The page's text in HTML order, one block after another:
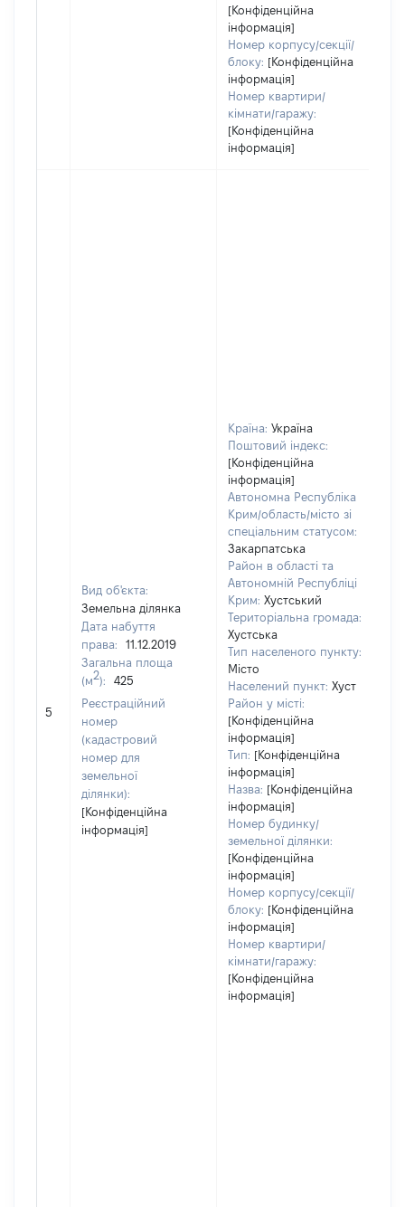
[Конфіденційна
інформація]
Номер корпусу/секції/
блоку: [Конфіденційна
інформація]
Номер квартири/
кімнати/гаражу:
[Конфіденційна
інформація]
5
Вид об'єкта:
Земельна ділянка
Дата набуття
права:
11.12.2019
Загальна площа
(м2):
425
Реєстраційний
номер
(кадастровий
номер для
земельної
ділянки):
[Конфіденційна
інформація]
Країна: Україна
Поштовий індекс:
[Конфіденційна
інформація]
Автономна Республіка
Крим/область/місто зі
спеціальним статусом:
Закарпатська
Район в області та
Автономній Республіці
Крим: Хустський
Територіальна громада:
Хустська
Тип населеного пункту:
Місто
Населений пункт: Хуст
Район у місті:
[Конфіденційна
інформація]
Тип: [Конфіденційна
інформація]
Назва: [Конфіденційна
інформація]
Номер будинку/
земельної ділянки:
[Конфіденційна
інформація]
Номер корпусу/секції/
блоку: [Конфіденційна
інформація]
Номер квартири/
кімнати/гаражу:
[Конфіденційна
інформація]